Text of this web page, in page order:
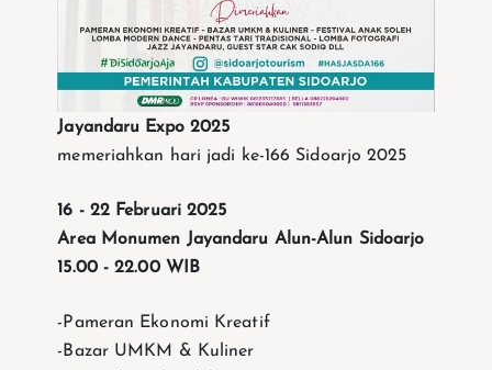
Jayandaru Expo 2025
memeriahkan hari jadi ke-166 Sidoarjo 2025
16 - 22 Februari 2025
Area Monumen Jayandaru Alun-Alun Sidoarjo
15.00 - 22.00 WIB
-Pameran Ekonomi Kreatif
-Bazar UMKM & Kuliner